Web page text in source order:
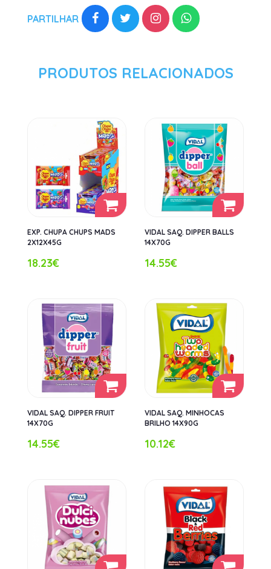
PARTILHAR
PRODUTOS RELACIONADOS
EXP. CHUPA CHUPS MADS
2X12X45G
18.23€
VIDAL SAQ. DIPPER BALLS
14X70G
14.55€
VIDAL SAQ. DIPPER FRUIT
14X70G
14.55€
VIDAL SAQ. MINHOCAS
BRILHO 14X90G
10.12€